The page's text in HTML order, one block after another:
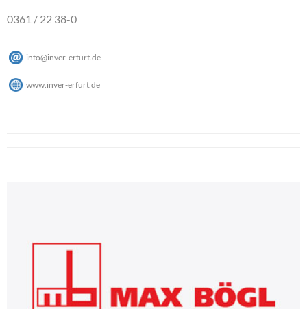
0361 / 22 38-0
info@inver-erfurt de
www.inver-erfurt.de